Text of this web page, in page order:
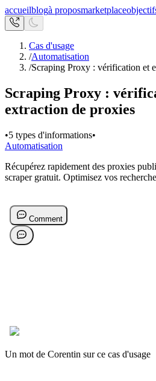
accueilblogà proposmarketplace
Cas d'usage
/Automatisation
/Scraping Proxy : vérification et
Scraping Proxy :
extraction de proxies
•5 types d'informations•
Automatisation
Récupérez rapidement des proxies
scraper gratuit. Optimisez vos
Un mot de Corentin sur ce cas d'usage